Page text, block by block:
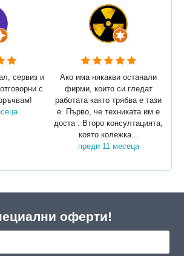
сервиз и
с
Ако има някакви останали
фирми, които си гледат
работата както трябва е тази
е. Първо, че техниката им е
доста . Второ консултацията,
която колежка...
преди 11 месеца
оферти!